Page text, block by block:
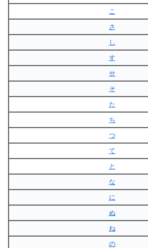
こ
さ
し
す
せ
そ
た
ち
つ
て
と
な
に
ぬ
ね
の